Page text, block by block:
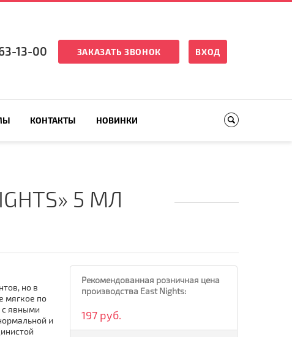
13-00 ЗАКАЗАТЬ ЗВОНОК ВХОД
КОНТАКТЫ НОВИНКИ
5 МЛ
но в
мягкое по
с явными
и
Рекомендованная розничная цена
производства East Nights:
197 руб.